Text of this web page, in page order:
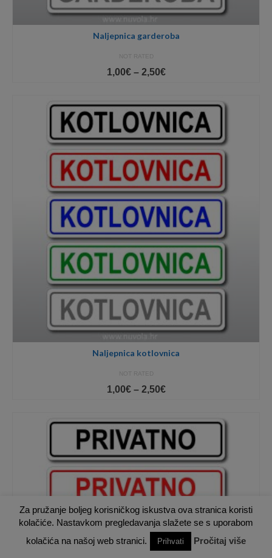
Naljepnica garderoba
NOT RATED
1,00€ – 2,50€Price
through
2,50€
Naljepnica kotlovnica
NOT RATED
1,00€ – 2,50€Price
through
2,50€
Za pružanje boljeg korisničkog iskustva ova stranica koristi
kolačiće. Nastavkom pregledavanja slažete se s uporabom
kolačića na našoj web stranici.
Prihvati Pročitaj više